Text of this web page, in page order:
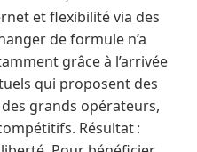
et flexibilité via des
de formule n’a
grâce à l’arrivée
qui proposent des
grands opérateurs,
Résultat :